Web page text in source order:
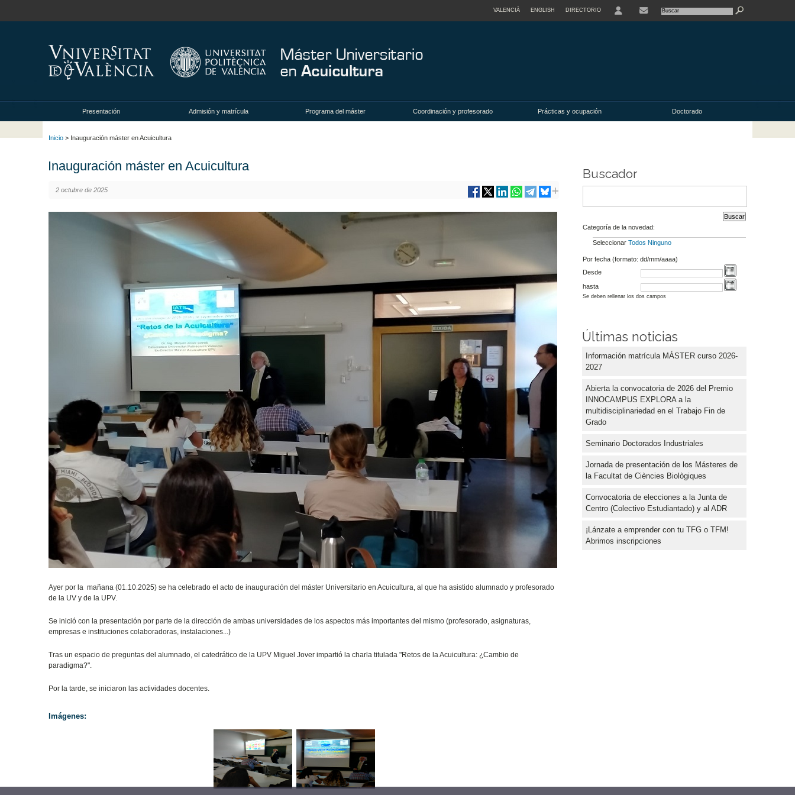
VALENCIÀ ENGLISH DIRECTORIO
Presentación Admisión y matrícula Programa del máster Coordinación y profesorado Prácticas y ocupación Doctorado
Inicio > Inauguración máster en Acuicultura
Inauguración máster en Acuicultura
2 octubre de 2025
Ayer por la mañana (01.10.2025) se ha celebrado el acto de inauguración del máster Universitario en Acuicultura, al que ha asistido alumnado y profesorado
de la UV y de la UPV.
Se inició con la presentación por parte de la dirección de ambas universidades de los aspectos más importantes del mismo (profesorado, asignaturas,
empresas e instituciones colaboradoras, instalaciones...)
Tras un espacio de preguntas del alumnado, el catedrático de la UPV Miguel Jover impartió la charla titulada "Retos de la Acuicultura: ¿Cambio de
paradigma?".
Por la tarde, se iniciaron las actividades docentes.
Imágenes:
Buscador
Categoría de la novedad:
Seleccionar Todos Ninguno
Por fecha (formato: dd/mm/aaaa)
Desde
hasta
Se deben rellenar los dos campos
Últimas noticias
Información matrícula MÁSTER curso 2026-
2027
Abierta la convocatoria de 2026 del Premio
INNOCAMPUS EXPLORA a la
multidisciplinariedad en el Trabajo Fin de
Grado
Seminario Doctorados Industriales
Jornada de presentación de los Másteres de
la Facultat de Ciències Biològiques
Convocatoria de elecciones a la Junta de
Centro (Colectivo Estudiantado) y al ADR
¡Lánzate a emprender con tu TFG o TFM!
Abrimos inscripciones